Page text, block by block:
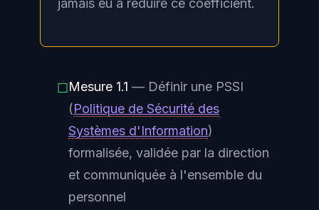
☐Mesure 1.1 — Définir une PSSI
(Politique de Sécurité des
Systèmes d'Information)
formalisée, validée par la direction
et communiquée à l'ensemble du
personnel